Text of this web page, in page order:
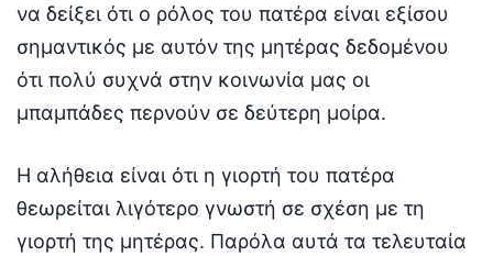
να δείξει ότι ο ρόλος του πατέρα είναι εξίσου
σημαντικός με αυτόν της μητέρας δεδομένου
ότι πολύ συχνά στην κοινωνία μας οι
μπαμπάδες περνούν σε δεύτερη μοίρα.
Η αλήθεια είναι ότι η γιορτή του πατέρα
θεωρείται λιγότερο γνωστή σε σχέση με τη
γιορτή της μητέρας. Παρόλα αυτά τα τελευταία